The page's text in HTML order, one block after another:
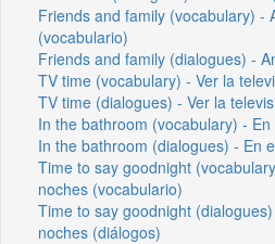
Friends and family (vocabulary) -
(vocabulario)
Friends and family (dialogues) -
TV time (vocabulary) - Ver la
TV time (dialogues) - Ver la
In the bathroom (vocabulary) -
In the bathroom (dialogues) - En
Time to say goodnight
noches (vocabulario)
Time to say goodnight
noches (diálogos)